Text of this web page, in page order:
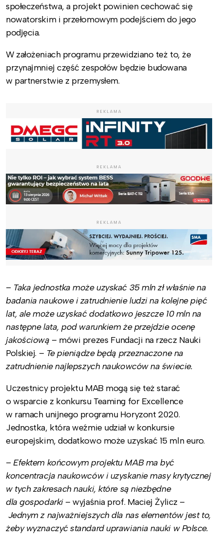
społeczeństwa, a projekt powinien cechować się
nowatorskim i przełomowym podejściem do jego
podjęcia.
W założeniach programu przewidziano też to, że
przynajmniej część zespołów będzie budowana
w partnerstwie z przemysłem.
REKLAMA
REKLAMA
REKLAMA
– Taka jednostka może uzyskać 35 mln zł właśnie na
badania naukowe i zatrudnienie ludzi na kolejne pięć
lat, ale może uzyskać dodatkowo jeszcze 10 mln na
następne lata, pod warunkiem że przejdzie ocenę
jakościową – mówi prezes Fundacji na rzecz Nauki
Polskiej. – Te pieniądze będą przeznaczone na
zatrudnienie najlepszych naukowców na świecie.
Uczestnicy projektu MAB mogą się też starać
o wsparcie z konkursu Teaming for Excellence
w ramach unijnego programu Horyzont 2020.
Jednostka, która weźmie udział w konkursie
europejskim, dodatkowo może uzyskać 15 mln euro.
–Efektem końcowym projektu MAB ma być
koncentracja naukowców i uzyskanie masy krytycznej
w tych zakresach nauki, które są niezbędne
dla gospodarki – wyjaśnia prof. Maciej Żylicz –
Jednym z najważniejszych dla nas elementów jest to,
żeby wyznaczyć standard uprawiania nauki w Polsce.